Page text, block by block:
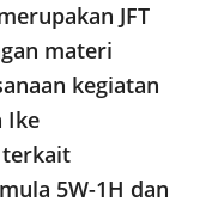
JFT
materi
kegiatan
Ike
5W-1H dan